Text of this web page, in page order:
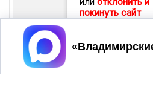
покинуть сайт
Принять